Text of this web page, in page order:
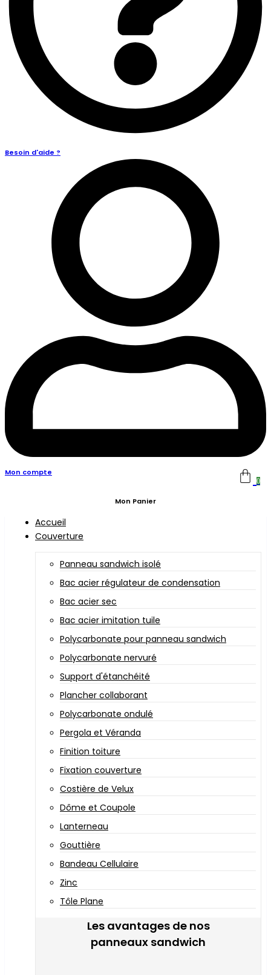
Besoin d'aide ?
Mon compte
0
Mon Panier
Accueil
Couverture
Panneau sandwich isolé
Bac acier régulateur de condensation
Bac acier sec
Bac acier imitation tuile
Polycarbonate pour panneau sandwich
Polycarbonate nervuré
Support d'étanchéité
Plancher collaborant
Polycarbonate ondulé
Pergola et Véranda
Finition toiture
Fixation couverture
Costière de Velux
Dôme et Coupole
Lanterneau
Gouttière
Bandeau Cellulaire
Zinc
Tôle Plane
Les avantages de nos
panneaux sandwich